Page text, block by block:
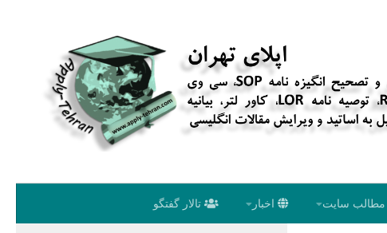
مطالب سایت اخبار تالار گفتگو